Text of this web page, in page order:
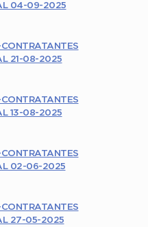
04-09-2025
21-08-2025
13-08-2025
02-06-2025
27-05-2025